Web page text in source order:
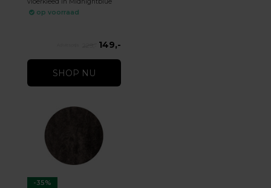
vloerkleed in Midnightblue
op voorraad
149,-
SHOP NU
-35%